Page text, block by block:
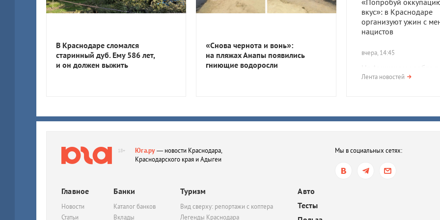
«Попробуй
вкус»: в Краснодаре
организуют ужин с
нацистов
вчера, 14:45
На Азишском хребте в
нашли поселение
В Тихорецке мать
продолжить терапию
вчера, 14:04
Лента новостей
В Краснодаре сломался
старинный дуб. Ему 586 лет,
и он должен выжить
«Снова чернота и вонь»:
на пляжах Анапы появились
гниющие водоросли
18+ Юга.ру— новости Краснодара,
Краснодарского края и Адыгеи
Мы в социальных сетях:
Главное
Новости
Статьи
Банки
Каталог банков
Вклады
Туризм
Вид сверху: репортажи с коптера
Легенды Краснодара
Авто
Тесты